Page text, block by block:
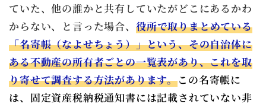
ていた、他の誰かと共有していたがどこにあるかわ
からない、と言った場合、 役所で取りまとめている
「名寄帳（なよせちょう）」という、その自治体に
ある不動産の所有者ごとの一覧表があり、これを取
り寄せて調査する方法があります。この名寄帳に
は、固定資産税納税通知書には記載されていない非